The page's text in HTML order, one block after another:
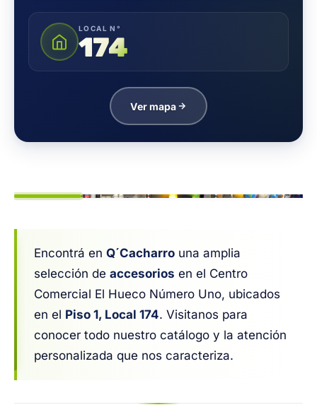
LOCAL N°
174
Ver mapa
Encontrá en Q´Cacharro una amplia
selección de accesorios en el Centro
Comercial El Hueco Número Uno, ubicados
en el Piso 1, Local 174. Visitanos para
conocer todo nuestro catálogo y la atención
personalizada que nos caracteriza.